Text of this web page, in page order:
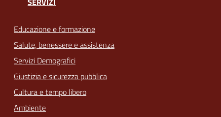
Educazione e formazione
Salute, benessere e assistenza
Servizi Demografici
Giustizia e sicurezza pubblica
Cultura e tempo libero
Ambiente